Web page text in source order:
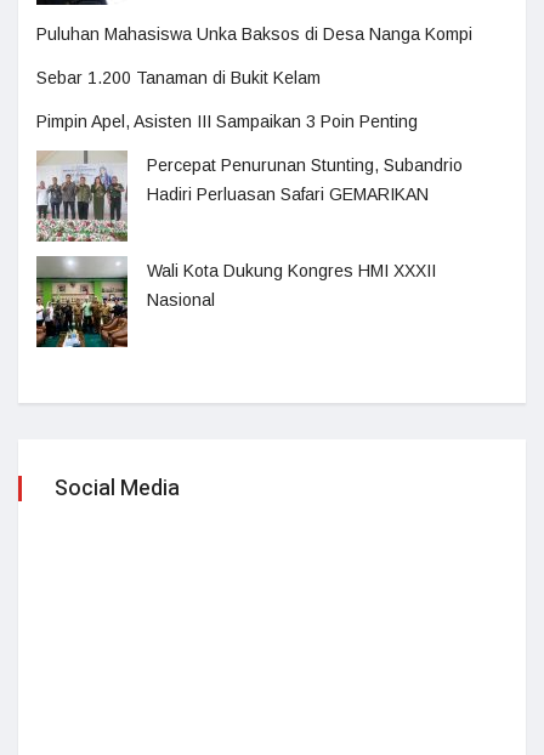
Puluhan Mahasiswa Unka Baksos di Desa Nanga Kompi
Sebar 1.200 Tanaman di Bukit Kelam
Pimpin Apel, Asisten III Sampaikan 3 Poin Penting
Percepat Penurunan Stunting, Subandrio
Hadiri Perluasan Safari GEMARIKAN
Wali Kota Dukung Kongres HMI XXXII
Nasional
Social Media